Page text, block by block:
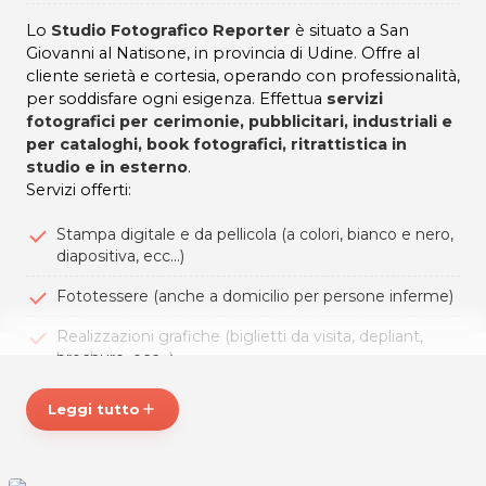
Lo Studio Fotografico Reporter è situato a San
Giovanni al Natisone, in provincia di Udine. Offre al
cliente serietà e cortesia, operando con professionalità,
per soddisfare ogni esigenza. Effettua servizi
fotografici per cerimonie, pubblicitari, industriali e
per cataloghi, book fotografici, ritrattistica in
studio e in esterno.
Servizi offerti:
Stampa digitale e da pellicola (a colori, bianco e nero,
diapositiva, ecc...)
Fototessere (anche a domicilio per persone inferme)
Realizzazioni grafiche (biglietti da visita, depliant,
brochure, ecc...)
Stampa su grandi formati e su diversi supporti (tela,
forex, plexiglas, ecc…)
Leggi tutto add